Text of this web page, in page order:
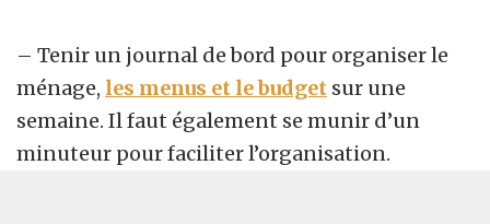
– Tenir un journal de bord pour organiser le
ménage, les menus et le budget sur une
semaine. Il faut également se munir d’un
minuteur pourfaciliter l’organisation.